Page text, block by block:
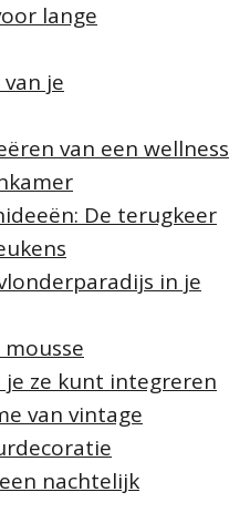
lange
je
van een wellness
De terugkeer
in je
ze kunt integreren
van vintage
nachtelijk